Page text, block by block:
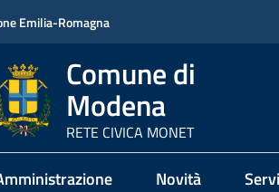
Emilia-Romagna
Comune di
Modena
RETE CIVICA MONET
Novità